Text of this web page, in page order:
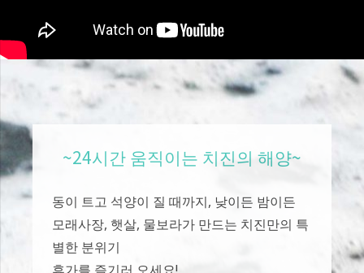
~24시간 움직이는 치진의 해양~
동이 트고 석양이 질 때까지, 낮이든 밤이든
모래사장, 햇살, 물보라가 만드는 치진만의 특
별한 분위기